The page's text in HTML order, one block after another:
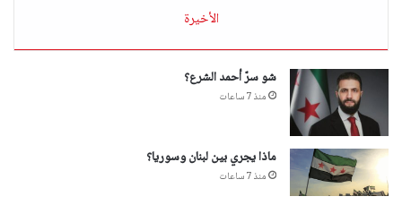
الأخيرة
شو سرّ أحمد الشرع؟
منذ 7 ساعات
ماذا يجري بين لبنان وسوريا؟
منذ 7 ساعات